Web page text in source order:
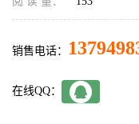
销售电话：
在线QQ：